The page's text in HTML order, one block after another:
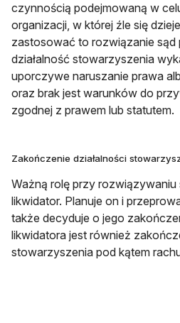
czynnością podejmowaną w
organizacji, w której źle się
zastosować to rozwiązanie sąd
działalność stowarzyszenia
uporczywe naruszanie prawa
oraz brak jest warunków do
zgodnej z prawem lub statutem.
Zakończenie działalności
Ważną rolę przy rozwiązywaniu
likwidator. Planuje on i
także decyduje o jego
likwidatora jest również
stowarzyszenia pod kątem